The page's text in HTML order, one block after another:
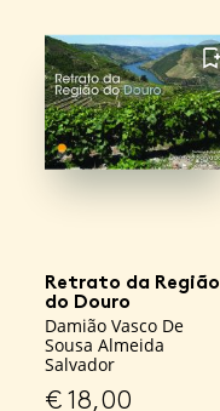
FAVORITO
Retrato da Região
do Douro
Damião Vasco De
Sousa Almeida
Salvador
€18,00